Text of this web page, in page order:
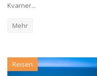
Kvarner...
Mehr
Reisen